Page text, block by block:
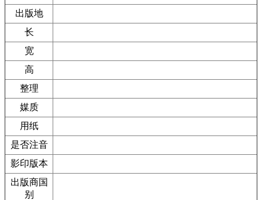
出版地
长
宽
高
整理
媒质
用纸
是否注音
影印版本
出版商国
别